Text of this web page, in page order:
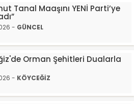
Tanal Maaşını YENİ Parti’ye
- GÜNCEL
Orman Şehitleri Dualarla
- KÖYCEĞİZ